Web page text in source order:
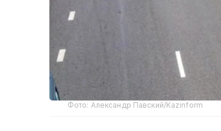
Фото: Александр Павский/Kazinform